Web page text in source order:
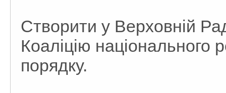
Створити у Верховній
Коаліцію національного
порядку.